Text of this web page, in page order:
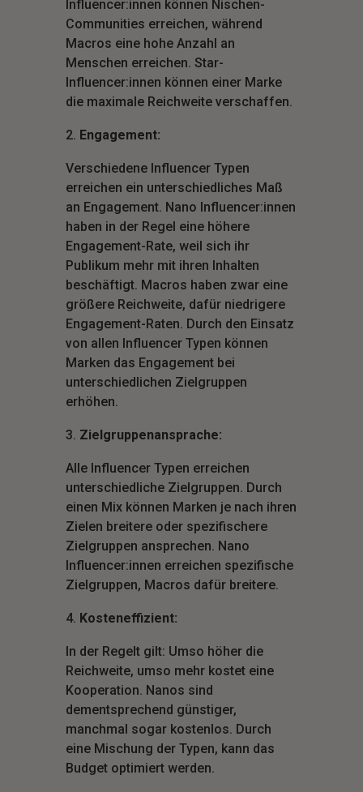
Influencer:innen können Nischen-
Communities erreichen, während
Macros eine hohe Anzahl an
Menschen erreichen. Star-
Influencer:innen können einer Marke
die maximale Reichweite verschaffen.
Engagement:
Verschiedene Influencer Typen
erreichen ein unterschiedliches Maß
an Engagement. Nano Influencer:innen
haben in der Regel eine höhere
Engagement-Rate, weil sich ihr
Publikum mehr mit ihren Inhalten
beschäftigt. Macros haben zwar eine
größere Reichweite, dafür niedrigere
Engagement-Raten. Durch den Einsatz
von allen Influencer Typen können
Marken das Engagement bei
unterschiedlichen Zielgruppen
erhöhen.
Zielgruppenansprache:
Alle Influencer Typen erreichen
unterschiedliche Zielgruppen. Durch
einen Mix können Marken je nach ihren
Zielen breitere oder spezifischere
Zielgruppen ansprechen. Nano
Influencer:innen erreichen spezifische
Zielgruppen, Macros dafür breitere.
Kosteneffizient:
In der Regelt gilt: Umso höher die
Reichweite, umso mehr kostet eine
Kooperation. Nanos sind
dementsprechend günstiger,
manchmal sogar kostenlos. Durch
eine Mischung der Typen, kann das
Budget optimiert werden.